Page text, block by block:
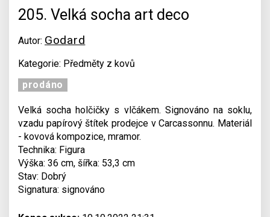
205. Velká socha art deco
Autor: Godard
Kategorie: Předměty z kovů
prodáno
Velká socha holčičky s vlčákem. Signováno na soklu,
vzadu papírový štítek prodejce v Carcassonnu. Materiál
- kovová kompozice, mramor.
Technika: Figura
Výška: 36 cm, šířka: 53,3 cm
Stav: Dobrý
Signatura: signováno